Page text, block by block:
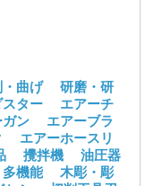
曲げ
研磨・研
ター
エアーチ
ガン
エアーブラ
エアーホースリ
攪拌機
油圧器
機能
木彫・彫